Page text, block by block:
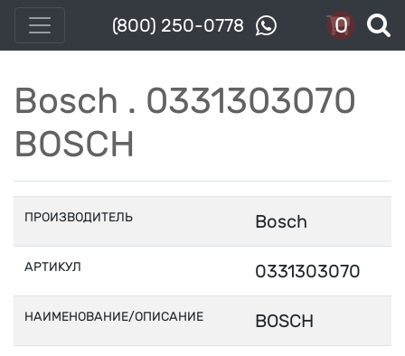
(800) 250-0778 0
Bosch . 0331303070
BOSCH
ПРОИЗВОДИТЕЛЬ Bosch
АРТИКУЛ 0331303070
НАИМЕНОВАНИЕ/ОПИСАНИЕ BOSCH